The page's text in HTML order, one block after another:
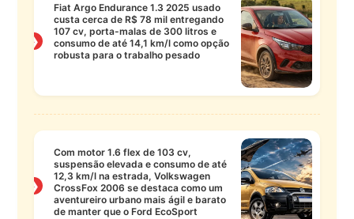
❯
Fiat Argo Endurance 1.3 2025 usado
custa cerca de R$ 78 mil entregando
107 cv, porta-malas de 300 litros e
consumo de até 14,1 km/l como opção
robusta para o trabalho pesado
❯
Com motor 1.6 flex de 103 cv,
suspensão elevada e consumo de até
12,3 km/l na estrada, Volkswagen
CrossFox 2006 se destaca como um
aventureiro urbano mais ágil e barato
de manter que o Ford EcoSport